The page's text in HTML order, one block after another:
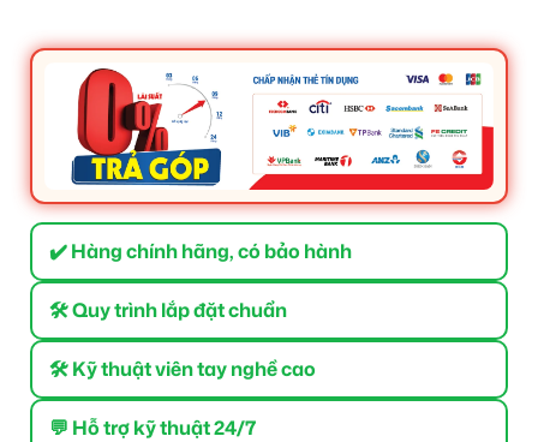
✔️ Hàng chính hãng, có bảo hành
🛠 Quy trình lắp đặt chuẩn
🛠 Kỹ thuật viên tay nghề cao
💬 Hỗ trợ kỹ thuật 24/7